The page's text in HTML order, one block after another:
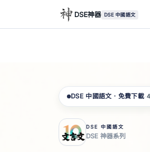
DSE神器 DSE 中國語文
DSE 中國語文 · 免費下載·
DSE 中國語文
DSE 神器系列